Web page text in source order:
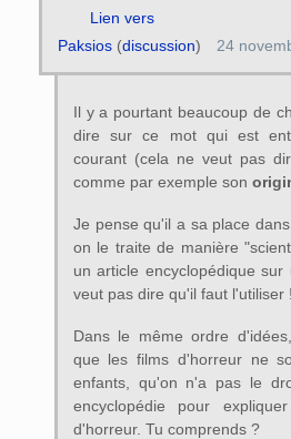
Lien vers
Paksios(discussion) 24
Il y a pourtant beaucoup de
dire sur ce mot qui est
courant (cela ne veut pas
comme par exemple son
Je pense qu'il a sa place
on le traite de manière
un article encyclopédique
veut pas dire qu'il faut l'utiliser !
Dans le même ordre
que les films d'horreur ne
enfants, qu'on n'a pas le
encyclopédie pour
d'horreur. Tu comprends ?